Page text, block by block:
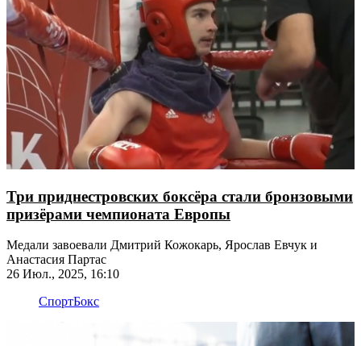
Три приднестровских боксёра стали бронзовыми
призёрами чемпионата Европы
Медали завоевали Дмитрий Кожокарь, Ярослав Евчук и
Анастасия Партас
26 Июл., 2025, 16:10
СпортБокс